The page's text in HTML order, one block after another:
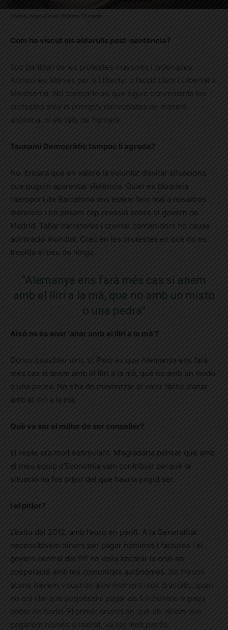
Andreu Mas-Colell ©Núria Torrents
Com ha viscut els aldarulls post-sentència?
Soc partidari de les protestes massives i ordenades.
Admiro les Marxes per la Llibertat o l’acció Llum i Llibertat a
Montserrat. No comparteixo que siguin convenients les
protestes més in promptu convocades de manera
anònima, ni els talls de frontera.
Tsunami Democràtic tampoc li agrada?
No. Encara que en valoro la voluntat d’evitar situacions
que puguin aparentar violència. Quan es bloqueja
l’aeroport de Barcelona ens estem fent mal a nosaltres
mateixos i no posem cap pressió sobre el govern de
Madrid. Tallar carreteres i cremar contenidors no causa
admiració mundial. Crec en les protestes en què no es
trepitja el peu de ningú.
“Alemanya ens farà més cas si anem
amb el lliri a la mà, que no amb un misto
o una pedra”
Això no és anar ‘anar amb el lliri a la mà’?
Doncs possiblement, sí. Però és que A lemanya ens farà
més cas si anem amb el lliri a la mà, que no amb un misto
o una pedra. No s’ha de minimitzar el valor tàctic d’anar
amb el lliri a la mà.
Què va ser el millor de ser conseller?
El repte era molt estimulant. M’agradaria pensar que amb
el meu equip d’Economia vam contribuir perquè la
situació no fos pitjor del que hauria pogut ser.
I el pitjor?
L’estiu del 2012, amb l’euro en perill. A la Generalitat
necessitàvem diners per pagar nòmines i factures i el
govern central del PP no volia encarar la crisi en
cooperació amb les comunitats autònomes. Sis mesos
abans havíem viscut un altre moment molt dramàtic, quan
no era clar que poguéssim pagar als funcionaris la paga
doble de Nadal. El primer anunci en què els dèiem que
pagaríem només la meitat, va ser molt penós.